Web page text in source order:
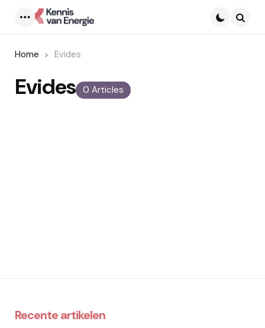
Home Evides
0 Articles
Evides
Recente artikelen